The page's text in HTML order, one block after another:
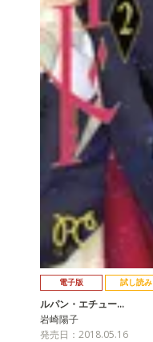
電子版 試し読み
ルパン・エチュー…
岩崎陽子
発売日：2018.05.16